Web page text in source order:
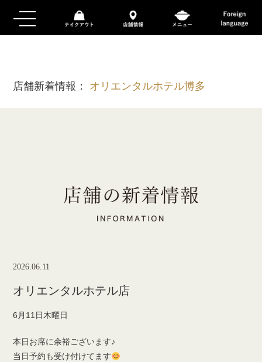
店舗新着情報： オリエンタルホテル博多
2026.06.11
オリエンタルホテル店
6月11日木曜日
本日お席に余裕ございます♪
当日予約も受け付けてます